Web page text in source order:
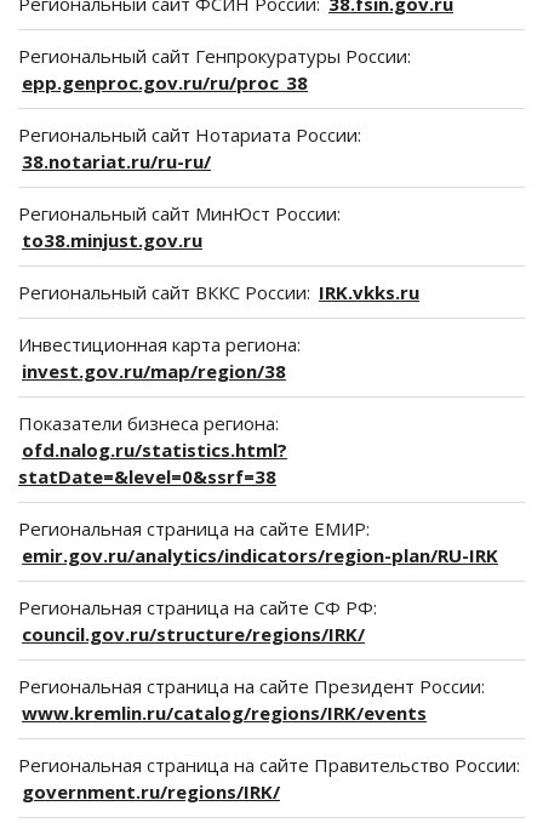
Региональный сайт Генпрокуратуры России:
epp.genproc.gov.ru/ru/proc_38
Региональный сайт Нотариата России:
38.notariat.ru/ru-ru/
Региональный сайт МинЮст России:
to38.minjust.gov.ru
Региональный сайт ВККС России: IRK.vkks.ru
Инвестиционная карта региона:
invest.gov.ru/map/region/38
Показатели бизнеса региона:
ofd.nalog.ru/statistics.html?
statDate=&level=0&ssrf=38
Региональная страница на сайте ЕМИР:
emir.gov.ru/analytics/indicators/region-plan/RU-IRK
Региональная страница на сайте СФ РФ:
council.gov.ru/structure/regions/IRK/
Региональная страница на сайте Президент России:
www.kremlin.ru/catalog/regions/IRK/events
Региональная страница на сайте Правительство России:
government.ru/regions/IRK/